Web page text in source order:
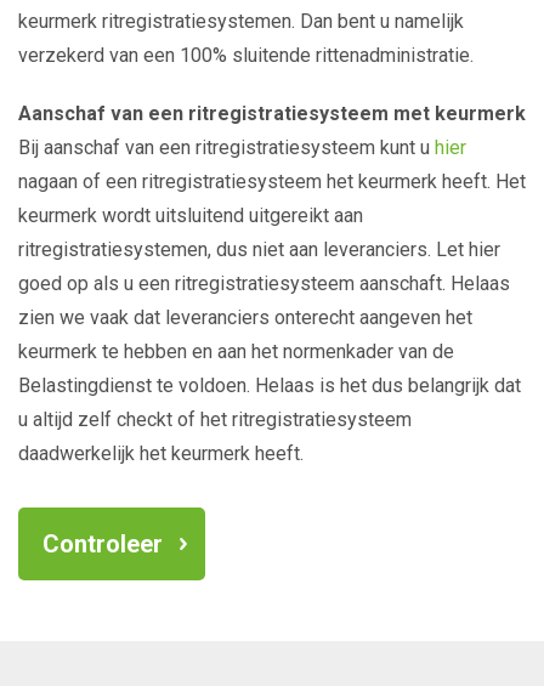
keurmerk ritregistratiesystemen. Dan bent u namelijk
verzekerd van een 100% sluitende rittenadministratie.
Aanschaf van een ritregistratiesysteem met keurmerk
Bij aanschaf van een ritregistratiesysteem kunt u hier
nagaan of een ritregistratiesysteem het keurmerk heeft. Het
keurmerk wordt uitsluitend uitgereikt aan
ritregistratiesystemen, dus niet aan leveranciers. Let hier
goed op als u een ritregistratiesysteem aanschaft. Helaas
zien we vaak dat leveranciers onterecht aangeven het
keurmerk te hebben en aan het normenkader van de
Belastingdienst te voldoen. Helaas is het dus belangrijk dat
u altijd zelf checkt of het ritregistratiesysteem
daadwerkelijk het keurmerk heeft.
Controleer